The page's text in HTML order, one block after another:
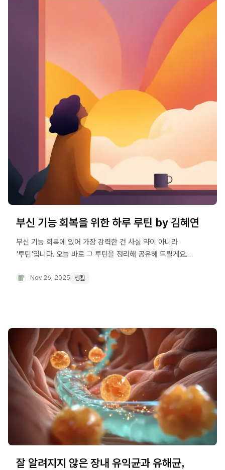
부신 기능 회복을 위한 하루 루틴 by 김혜연
부신 기능 회복에 있어 가장 강력한 건 사실 약이 아니라
'루틴'입니다. 오늘 바로 그 루틴을 정리해 공유해 드릴게요.
궁금하다면 아래 글을 저장, 정독, 실천하세요.
Nov 26, 2025 생활
잘 알려지지 않은 장내 유익균과 유해균,